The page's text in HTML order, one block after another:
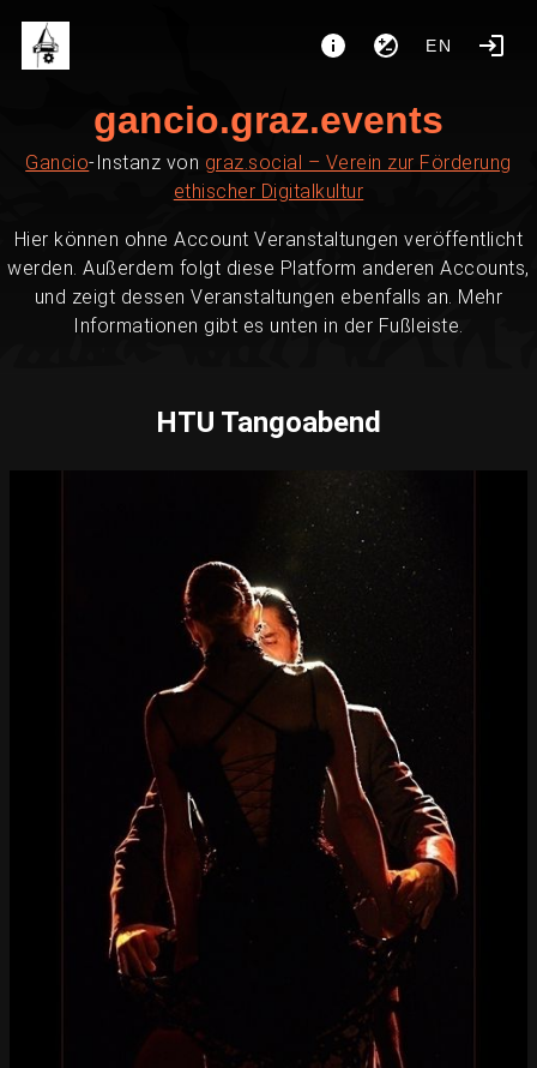
EN
gancio.graz.events
Gancio-Instanz von graz.social – Verein zur Förderung
ethischer Digitalkultur
Hier können ohne Account Veranstaltungen veröffentlicht
werden. Außerdem folgt diese Platform anderen Accounts,
und zeigt dessen Veranstaltungen ebenfalls an. Mehr
Informationen gibt es unten in der Fußleiste.
HTU Tangoabend